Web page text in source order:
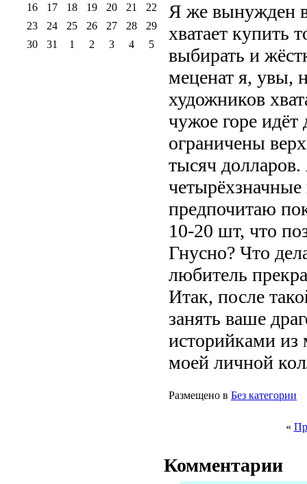
Я же вынужден
хватает купить
выбирать и
меценат я, увы,
художников
чужое горе
ограничены
тысяч
предпочитаю
10-20 шт, что
Гнусно? Что
любитель
Итак, после
занять ваше
историйками из
моей личной
Размещено в Без категории
«
Комментарии
16
17 18 19 20 21
22
23
24 25 26 27 28
29
30
31 1 2 3 4 5